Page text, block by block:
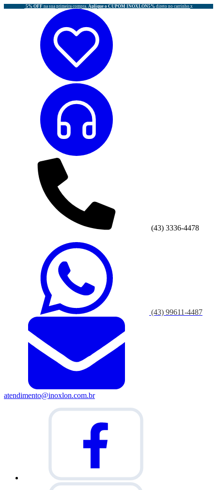
5% OFF na sua primeira compra. Aplique o CUPOM INOXLON5%direto no carrinho.x
(43) 3336-4478
(43) 99611-4487
atendimento@inoxlon.com.br